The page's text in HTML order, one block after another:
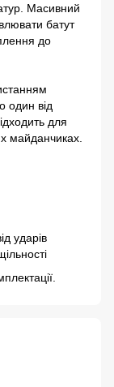
Масивний
батут
до
один від
для
майданчиках.
ударів